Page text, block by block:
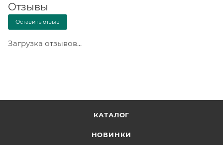
Отзывы
Оставить отзыв
Загрузка отзывов...
КАТАЛОГ
НОВИНКИ